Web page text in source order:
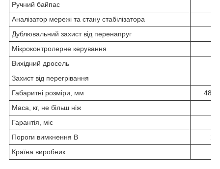
Ручний байпас
Аналізатор мережі та стану стабілізатора
Дублювальний захист від перенапруг
Мікроконтролерне керування
Вихідний дросель
Захист від перегрівання
Габаритні розміри, мм
Маса, кг, не більш ніж
Гарантія, міс
Пороги вимкнення В
Країна виробник